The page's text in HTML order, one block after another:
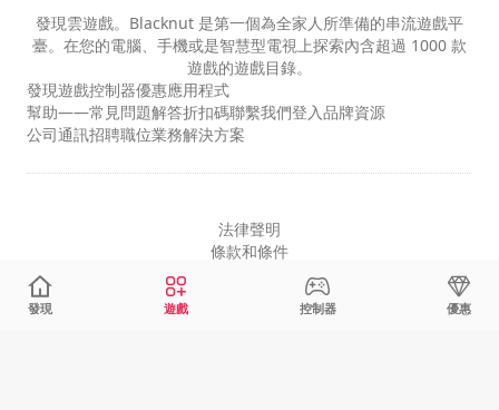
發現雲遊戲。Blacknut 是第一個為全家人所準備的串流遊戲平
臺。在您的電腦、手機或是智慧型電視上探索內含超過 1000 款
遊戲的遊戲目錄。
發現遊戲控制器優惠應用程式
幫助——常見問題解答折扣碼聯繫我們登入品牌資源
公司通訊招聘職位業務解決方案
法律聲明
條款和條件
發現 遊戲 控制器 優惠